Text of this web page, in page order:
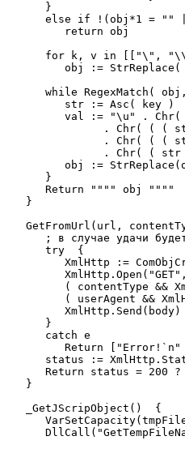
      }
else if !(obj*1 = ""
         return obj
for k, v in [["\",
obj := StrReplace(
while RegexMatch(
         str := Asc( key )
val := "\u" .
. Chr( ( (
. Chr( ( (
. Chr( (
obj :=
      }
      Return """" obj """"
   }
GetFromUrl(url,
; в случае удачи
      try  {
XmlHttp :=
( contentType &&
( userAgent &&
         XmlHttp.Send(body)
      }
      catch e
Return ["Error!`n"
status :=
Return status = 200
   }
   _GetJScripObject()  {